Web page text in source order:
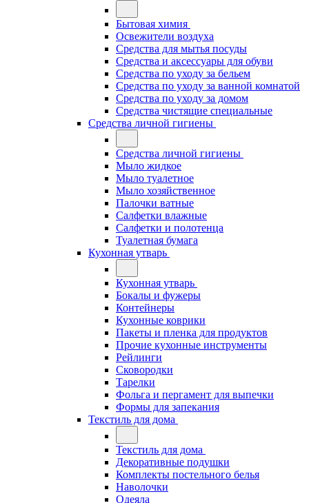
Бытовая химия
Освежители воздуха
Средства для мытья посуды
Средства и аксессуары для обуви
Средства по уходу за бельем
Средства по уходу за ванной комнатой
Средства по уходу за домом
Средства чистящие специальные
Средства личной гигиены
Средства личной гигиены
Мыло жидкое
Мыло туалетное
Мыло хозяйственное
Палочки ватные
Салфетки влажные
Салфетки и полотенца
Туалетная бумага
Кухонная утварь
Кухонная утварь
Бокалы и фужеры
Контейнеры
Кухонные коврики
Пакеты и пленка для продуктов
Прочие кухонные инструменты
Рейлинги
Сковородки
Тарелки
Фольга и пергамент для выпечки
Формы для запекания
Текстиль для дома
Текстиль для дома
Декоративные подушки
Комплекты постельного белья
Наволочки
Одеяла